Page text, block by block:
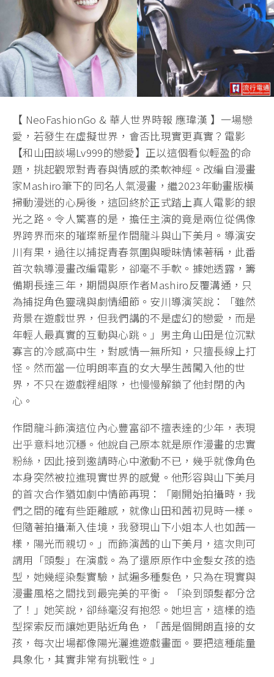
【 NeoFashionGo & 華人世界時報 應瑋漢 】一場戀
愛，若發生在虛擬世界，會否比現實更真實？電影
【和山田談場Lv999的戀愛】正以這個看似輕盈的命
題，挑起觀眾對青春與情感的柔軟神經。改編自漫畫
家Mashiro筆下的同名人氣漫畫，繼2023年動畫版橫
掃動漫迷的心房後，這回終於正式踏上真人電影的銀
光之路。令人驚喜的是，擔任主演的竟是兩位從偶像
界跨界而來的璀璨新星作間龍斗與山下美月。導演安
川有果，過往以捕捉青春氛圍與曖昧情愫著稱，此番
首次執導漫畫改編電影，卻毫不手軟。據她透露，籌
備期長達三年，期間與原作者Mashiro反覆溝通，只
為捕捉角色靈魂與劇情細節。安川導演笑說：「雖然
背景在遊戲世界，但我們講的不是虛幻的戀愛，而是
年輕人最真實的互動與心跳。」男主角山田是位沉默
寡言的冷感高中生，對感情一無所知，只擅長線上打
怪。然而當一位明朗率直的女大學生茜闖入他的世
界，不只在遊戲裡組隊，也慢慢解鎖了他封閉的內
心。
作間龍斗飾演這位內心豐富卻不擅表達的少年，表現
出乎意料地沉穩。他說自己原本就是原作漫畫的忠實
粉絲，因此接到邀請時心中激動不已，幾乎就像角色
本身突然被拉進現實世界的感覺。他形容與山下美月
的首次合作猶如劇中情節再現：「剛開始拍攝時，我
們之間的確有些距離感，就像山田和茜初見時一樣。
但隨著拍攝漸入佳境，我發現山下小姐本人也如茜一
樣，陽光而親切。」而飾演茜的山下美月，這次則可
謂用「頭髮」在演戲。為了還原原作中金髮女孩的造
型，她幾經染髮實驗，試遍多種髮色，只為在現實與
漫畫風格之間找到最完美的平衡。「染到頭髮都分岔
了！」她笑說，卻絲毫沒有抱怨。她坦言，這樣的造
型探索反而讓她更貼近角色，「茜是個開朗直接的女
孩，每次出場都像陽光灑進遊戲畫面。要把這種能量
具象化，其實非常有挑戰性。」